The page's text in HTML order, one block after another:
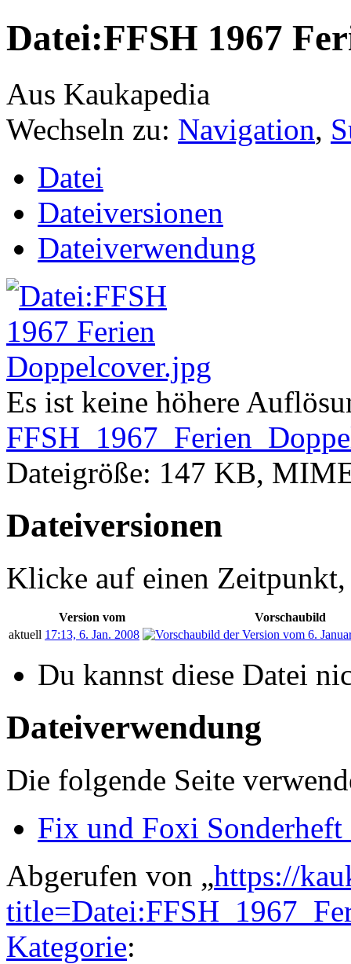
Datei:FFSH 1967
Aus Kaukapedia
Wechseln zu: Navigation,
Datei
Dateiversionen
Dateiverwendung
Es ist keine höhere
Dateigröße: 147 KB,
Dateiversionen
Klicke auf einen Zeitpunkt,
Version vom
Vorschaubild
aktuell 17:13, 6. Jan. 2008
Du kannst diese Datei
Dateiverwendung
Die folgende Seite
Fix und Foxi Sonderheft
Abgerufen von „https://
Kategorie: